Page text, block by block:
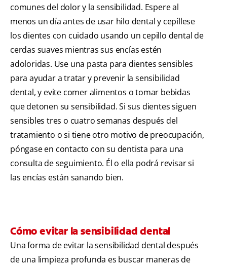
comunes del dolor y la sensibilidad. Espere al
menos un día antes de usar hilo dental y cepíllese
los dientes con cuidado usando un cepillo dental de
cerdas suaves mientras sus encías estén
adoloridas. Use una pasta para dientes sensibles
para ayudar a tratar y prevenir la sensibilidad
dental, y evite comer alimentos o tomar bebidas
que detonen su sensibilidad. Si sus dientes siguen
sensibles tres o cuatro semanas después del
tratamiento o si tiene otro motivo de preocupación,
póngase en contacto con su dentista para una
consulta de seguimiento. Él o ella podrá revisar si
las encías están sanando bien.
Cómo evitar la sensibilidad dental
Una forma de evitar la sensibilidad dental después
de una limpieza profunda es buscar maneras de